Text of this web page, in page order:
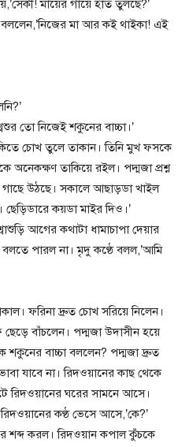
মায়ের গায়ে হাত তুলছে?’
মা আর কই থাইকা! এই
তো নিজেই শকুনের বাচ্চা।’
চোখ তুলে তাকান। তিনি মুখ ফসকে
তাকিয়ে রইল। পদ্মজা প্রশ্ন
গাছে উঠছে। সকালে আছাড়ডা খাইল
কয়ডা মাইর দিও।’
আগের কথাটা ধামাচাপা দেয়ার
বলতে পারল না। মৃদু কণ্ঠে বলল,’আমি
ফরিনা দ্রুত চোখ সরিয়ে নিলেন।
বাঁচলেন। পদ্মজা উদাসীন হয়ে
শকুনের বাচ্চা বললেন? পদ্মজা দ্রুত
যাবে না। রিদওয়ানের কাছ থেকে
রিদওয়ানের ঘরের সামনে আসে।
কণ্ঠ ভেসে আসে,’কে?’
শব্দ করল। রিদওয়ান কপাল কুঁচকে